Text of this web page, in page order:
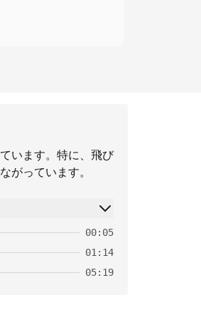
います。特に、飛び
がっています。
00:05
01:14
05:19